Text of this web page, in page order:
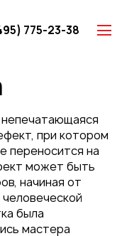
775-23-38
при котором
переносится на
может быть
начиная от
была
мастера